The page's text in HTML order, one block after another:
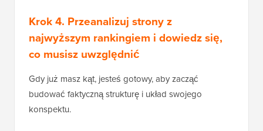
Krok 4. Przeanalizuj strony z
najwyższym rankingiem i dowiedz się,
co musisz uwzględnić
Gdy już masz kąt, jesteś gotowy, aby zacząć
budować faktyczną strukturę i układ swojego
konspektu.